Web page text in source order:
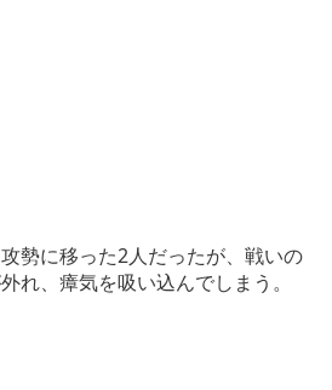
勢に移った2人だったが、戦いの
れ、瘴気を吸い込んでしまう。